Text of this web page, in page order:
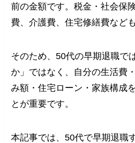
前の金額です。税金・社会保
費、介護費、住宅修繕費など
そのため、50代の早期退職で
か」ではなく、自分の生活費
み額・住宅ローン・家族構成
とが重要です。
本記事では、50代で早期退職